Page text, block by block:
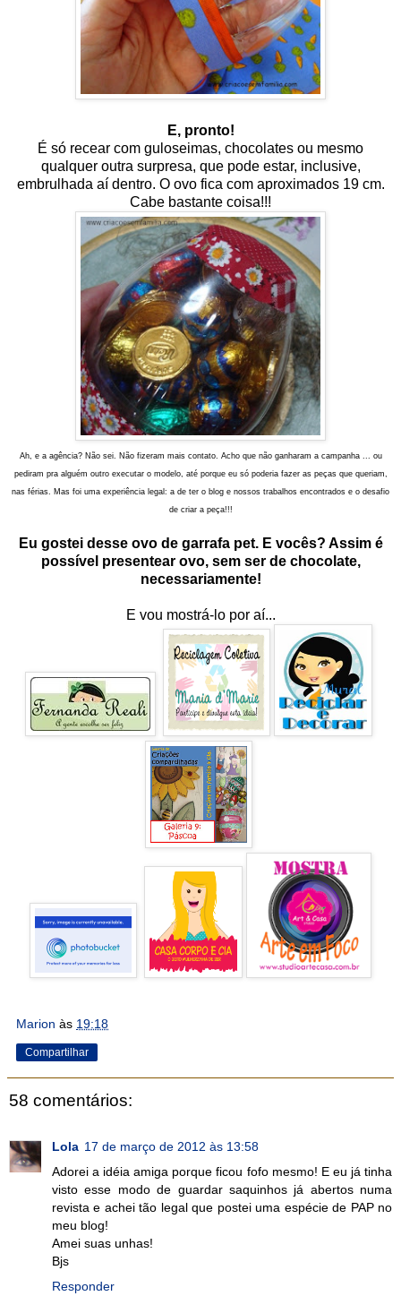
E, pronto!
É só recear com guloseimas, chocolates ou mesmo
qualquer outra surpresa, que pode estar, inclusive,
embrulhada aí dentro. O ovo fica com aproximados 19 cm.
Cabe bastante coisa!!!
Ah, e a agência? Não sei. Não fizeram mais contato. Acho que não ganharam a campanha ... ou
pediram pra alguém outro executar o modelo, até porque eu só poderia fazer as peças que queriam,
nas férias. Mas foi uma experiência legal: a de ter o blog e nossos trabalhos encontrados e o desafio
de criar a peça!!!
Eu gostei desse ovo de garrafa pet. E vocês? Assim é
possível presentear ovo, sem ser de chocolate,
necessariamente!
E vou mostrá-lo por aí...
Marion às 19:18
Compartilhar
58 comentários:
Lola 17 de março de 2012 às 13:58
Adorei a idéia amiga porque ficou fofo mesmo! E eu já tinha
visto esse modo de guardar saquinhos já abertos numa
revista e achei tão legal que postei uma espécie de PAP no
meu blog!
Amei suas unhas!
Bjs
Responder